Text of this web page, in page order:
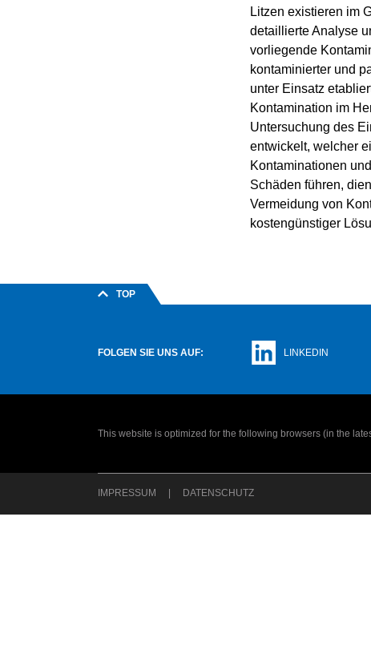
Litzen existieren im
detaillierte Analyse
vorliegende
kontaminierter und
unter Einsatz
Kontamination im
Untersuchung des
entwickelt, welcher
Kontaminationen
Schäden führen,
Vermeidung von
kostengünstiger
TOP
FOLGEN SIE UNS AUF: LINKEDIN
This website is optimized for the following browsers (in the
IMPRESSUM DATENSCHUTZ